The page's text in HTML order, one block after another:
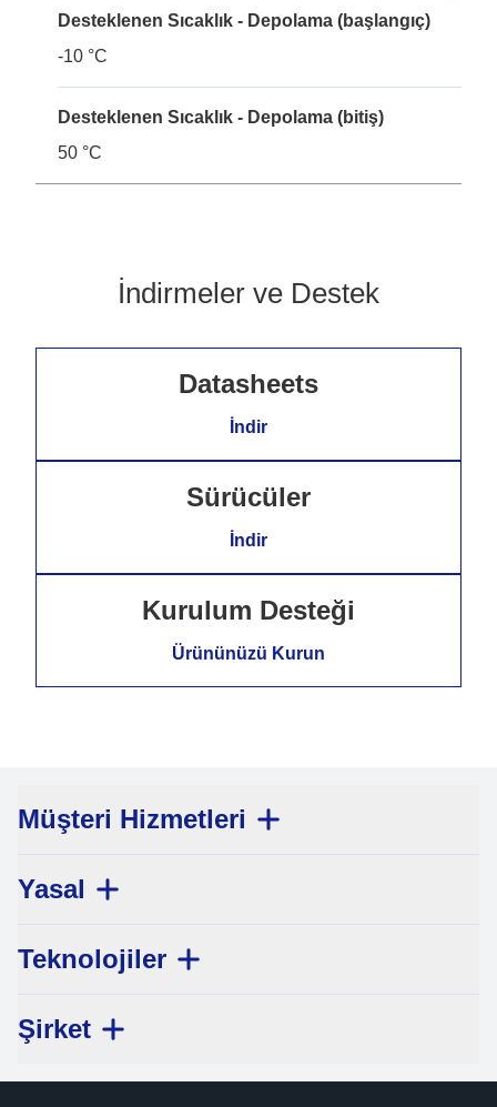
Desteklenen Sıcaklık - Depolama (başlangıç)
-10 °C
Desteklenen Sıcaklık - Depolama (bitiş)
50 °C
İndirmeler ve Destek
Datasheets
İndir
Sürücüler
İndir
Kurulum Desteği
Ürününüzü Kurun
Müşteri Hizmetleri
Yasal
Teknolojiler
Şirket